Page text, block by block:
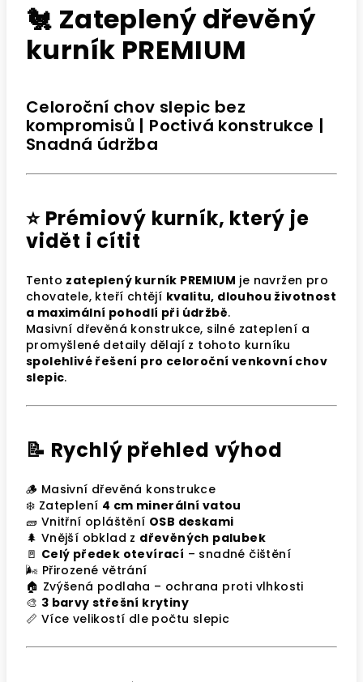
🐔 Zateplený dřevěný
kurník PREMIUM
Celoroční chov slepic bez
kompromisů | Poctivá konstrukce |
Snadná údržba
⭐ Prémiový kurník, který je
vidět i cítit
Tento zateplený kurník PREMIUM je navržen pro
chovatele, kteří chtějí kvalitu, dlouhou životnost
a maximální pohodlí při údržbě.
Masivní dřevěná konstrukce, silné zateplení a
promyšlené detaily dělají z tohoto kurníku
spolehlivé řešení pro celoroční venkovní chov
slepic.
📝 Rychlý přehled výhod
🪵 Masivní dřevěná konstrukce
❄️ Zateplení 4 cm minerální vatou
🧱 Vnitřní opláštění OSB deskami
🌲 Vnější obklad z dřevěných palubek
🚪 Celý předek otevírací – snadné čištění
🌬️ Přirozené větrání
🏠 Zvýšená podlaha – ochrana proti vlhkosti
🎨 3 barvy střešní krytiny
📏 Více velikostí dle počtu slepic